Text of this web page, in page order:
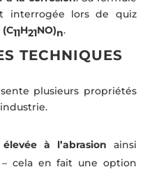
interrogée lors de quiz
(C11H21NO)n.
TECHNIQUES
plusieurs propriétés
à l’abrasion ainsi
– cela en fait une option